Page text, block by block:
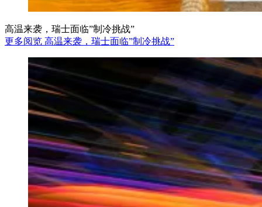
高温来袭，瑞士面临”制冷挑战”
更多阅览 高温来袭，瑞士面临”制冷挑战”